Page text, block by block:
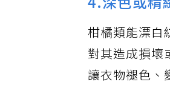
4.深色或精
柑橘類能漂白
對其造成損壞
讓衣物褪色、